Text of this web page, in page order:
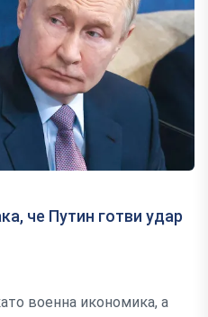
че Путин готви удар
военна икономика, а